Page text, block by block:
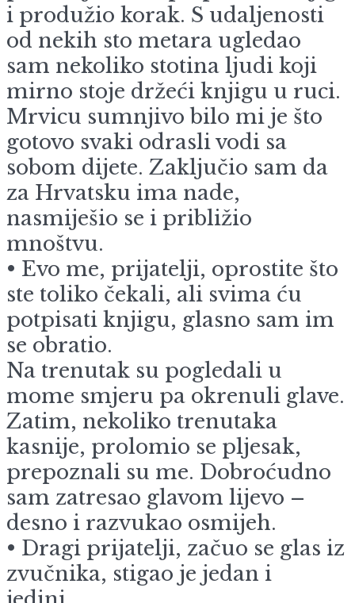
i produžio korak. S udaljenosti
od nekih sto metara ugledao
sam nekoliko stotina ljudi koji
mirno stoje držeći knjigu u ruci.
Mrvicu sumnjivo bilo mi je što
gotovo svaki odrasli vodi sa
sobom dijete. Zaključio sam da
za Hrvatsku ima nade,
nasmiješio se i približio
mnoštvu.
• Evo me, prijatelji, oprostite što
ste toliko čekali, ali svima ću
potpisati knjigu, glasno sam im
se obratio.
Na trenutak su pogledali u
mome smjeru pa okrenuli glave.
Zatim, nekoliko trenutaka
kasnije, prolomio se pljesak,
prepoznali su me. Dobroćudno
sam zatresao glavom lijevo –
desno i razvukao osmijeh.
• Dragi prijatelji, začuo se glas iz
zvučnika, stigao je jedan i